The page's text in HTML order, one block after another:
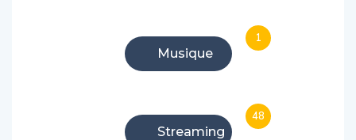
Musique
1
Streaming
48